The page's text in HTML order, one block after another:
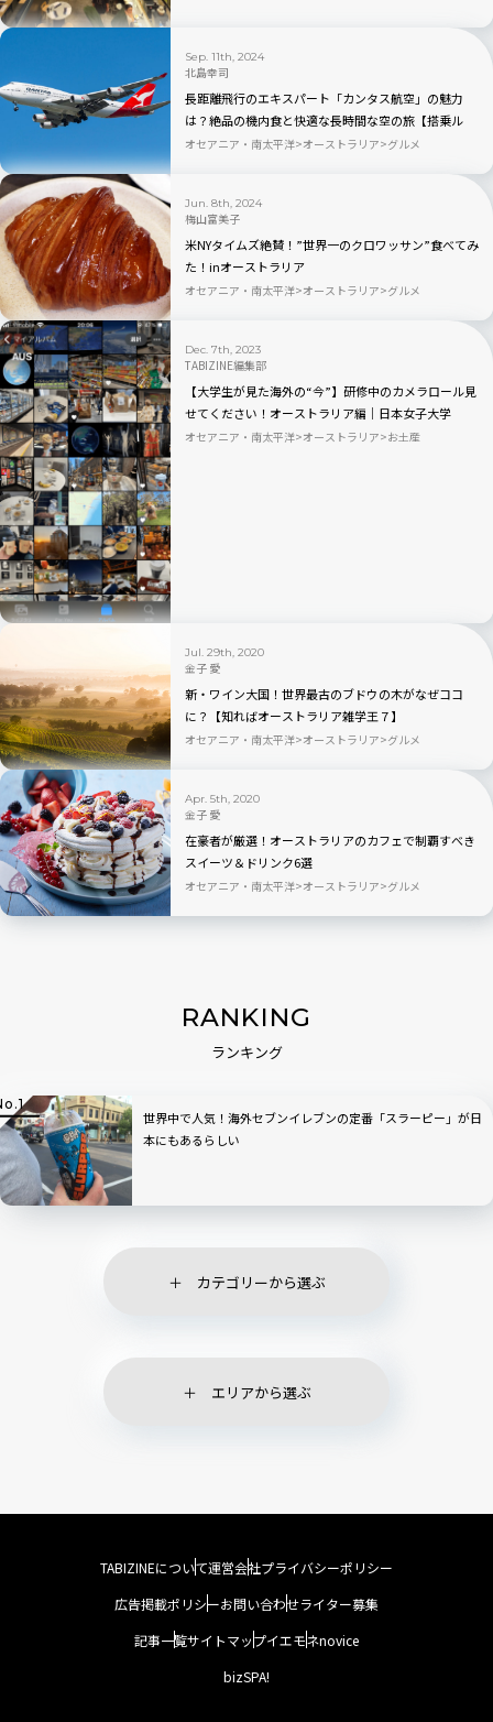
Sep. 11th, 2024
北島幸司
長距離飛行のエキスパート「カンタス航空」の魅力
は？絶品の機内食と快適な長時間な空の旅【搭乗ル
ポ】
オセアニア・南太平洋 オーストラリア グルメ
Jun. 8th, 2024
梅山富美子
米NYタイムズ絶賛！”世界一のクロワッサン”食べてみ
た！inオーストラリア
オセアニア・南太平洋 オーストラリア グルメ
Dec. 7th, 2023
TABIZINE編集部
【大学生が見た海外の“今”】研修中のカメラロール見
せてください！オーストラリア編｜日本女子大学
×TABIZINE10周年
オセアニア・南太平洋 オーストラリア お土産
Jul. 29th, 2020
金子 愛
新・ワイン大国！世界最古のブドウの木がなぜココ
に？【知ればオーストラリア雑学王７】
オセアニア・南太平洋 オーストラリア グルメ
Apr. 5th, 2020
金子 愛
在豪者が厳選！オーストラリアのカフェで制覇すべき
スイーツ＆ドリンク6選
オセアニア・南太平洋 オーストラリア グルメ
RANKING
ランキング
世界中で人気！海外セブンイレブンの定番「スラーピー」が日
本にもあるらしい
カテゴリーから選ぶ
エリアから選ぶ
TABIZINEについて運営会社プライバシーポリシー
広告掲載ポリシーお問い合わせライター募集
記事一覧サイトマップイエモネnovice
bizSPA!